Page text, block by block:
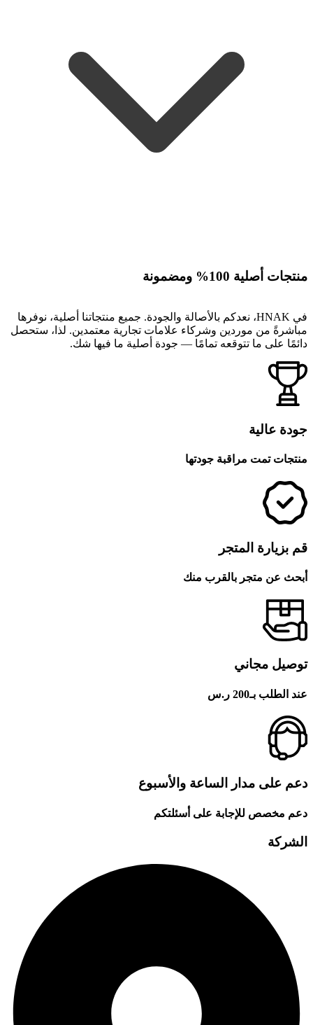
منتجات أصلية 100% ومضمونة
في HNAK، نعدكم بالأصالة والجودة. جميع منتجاتنا أصلية، نوفرها
مباشرةً من موردين وشركاء علامات تجارية معتمدين. لذا، ستحصل
دائمًا على ما تتوقعه تمامًا — جودة أصلية ما فيها شك.
جودة عالية
منتجات تمت مراقبة جودتها
قم بزيارة المتجر
أبحث عن متجر بالقرب منك
توصيل مجاني
عند الطلب بـ200 ر.س
دعم على مدار الساعة والأسبوع
دعم مخصص للإجابة على أسئلتكم
الشركة